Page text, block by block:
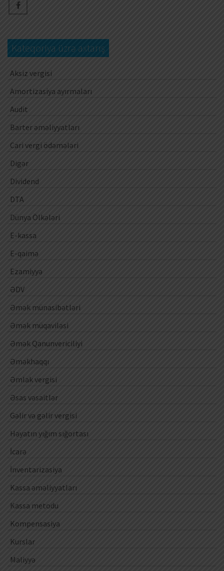
Kateqoriya üzrə axtarış
Aksiz vergisi
Amortizasiya ayırmaları
Audit
Barter əməliyyatları
Cari vergi ödəmələri
Digər
Dividend
DTA
Dünya Ölkələri
E-kassa
E-qaimə
Ezamiyyə
ƏDV
Əmək münasibətləri
Əmək müqaviləsi
Əmək Qanunvericiliyi
Əməkhaqqı
Əmlak vergisi
Əsas vəsaitlər
Gəlir və gəlir vergisi
Həyatın yığım sığortası
İcarə
İnventarizasiya
Kassa əməliyyatları
Kassa metodu
Kompensasiya
Kurslar
Maliyyə